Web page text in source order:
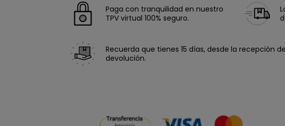
Paga con tranquilidad en nuestro
TPV virtual 100% seguro.
Recuerda que tienes 15 días, desde la recepción
devolución.